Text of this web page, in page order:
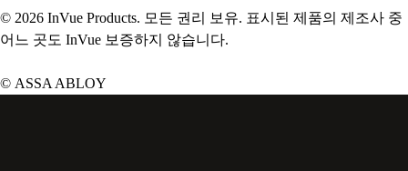
© 2026 InVue Products. 모든 권리 보유. 표시된 제품의 제조사 중
어느 곳도 InVue 보증하지 않습니다.
© ASSA ABLOY